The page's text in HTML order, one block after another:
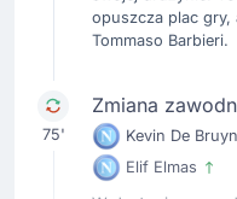
opuszcza plac gry,
Tommaso Barbieri.
75'
Zmiana
Kevin De
Elif Elmas